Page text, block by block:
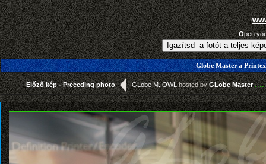
Open
Globe Master a
Előző kép - Preceding photo GLobe M. OWL hosted byGLobe Master ::::